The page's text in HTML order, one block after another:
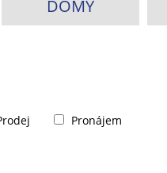
DOMY
Pronájem